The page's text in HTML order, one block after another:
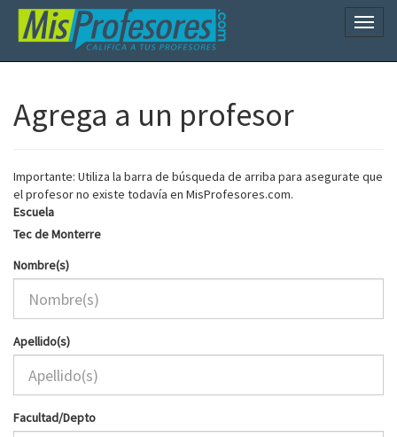
Agrega a un profesor
Importante: Utiliza la barra de búsqueda de arriba para asegurate que
el profesor no existe todavía en MisProfesores.com.
Escuela
Tec de Monterre
Nombre(s)
Apellido(s)
Facultad/Depto